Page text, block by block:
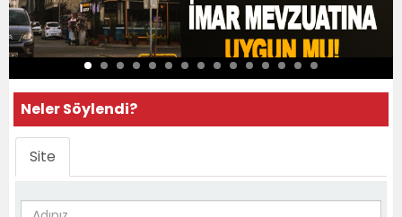
Neler Söylendi?
Site